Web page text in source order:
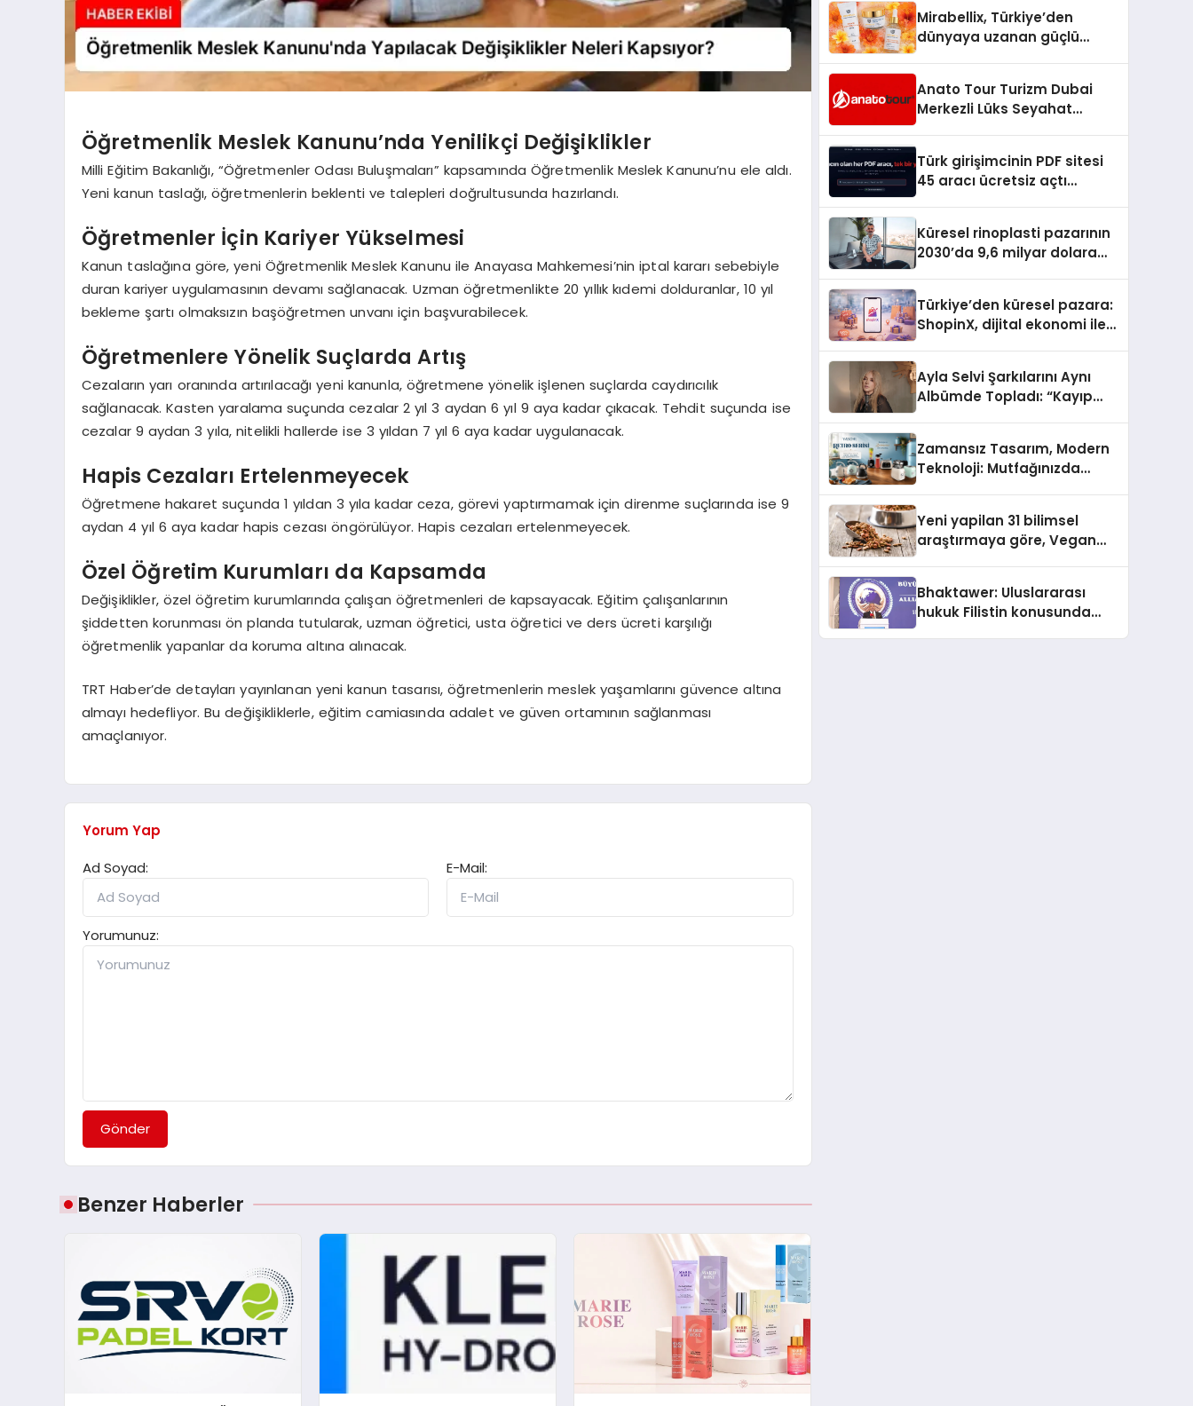
Öğretmenlik Meslek Kanunu’nda Yenilikçi Değişiklikler
Milli Eğitim Bakanlığı, “Öğretmenler Odası Buluşmaları” kapsamında Öğretmenlik Meslek Kanunu’nu ele aldı.
Yeni kanun taslağı, öğretmenlerin beklenti ve talepleri doğrultusunda hazırlandı.
Öğretmenler İçin Kariyer Yükselmesi
Kanun taslağına göre, yeni Öğretmenlik Meslek Kanunu ile Anayasa Mahkemesi’nin iptal kararı sebebiyle
duran kariyer uygulamasının devamı sağlanacak. Uzman öğretmenlikte 20 yıllık kıdemi dolduranlar, 10 yıl
bekleme şartı olmaksızın başöğretmen unvanı için başvurabilecek.
Öğretmenlere Yönelik Suçlarda Artış
Cezaların yarı oranında artırılacağı yeni kanunla, öğretmene yönelik işlenen suçlarda caydırıcılık
sağlanacak. Kasten yaralama suçunda cezalar 2 yıl 3 aydan 6 yıl 9 aya kadar çıkacak. Tehdit suçunda ise
cezalar 9 aydan 3 yıla, nitelikli hallerde ise 3 yıldan 7 yıl 6 aya kadar uygulanacak.
Hapis Cezaları Ertelenmeyecek
Öğretmene hakaret suçunda 1 yıldan 3 yıla kadar ceza, görevi yaptırmamak için direnme suçlarında ise 9
aydan 4 yıl 6 aya kadar hapis cezası öngörülüyor. Hapis cezaları ertelenmeyecek.
Özel Öğretim Kurumları da Kapsamda
Değişiklikler, özel öğretim kurumlarında çalışan öğretmenleri de kapsayacak. Eğitim çalışanlarının
şiddetten korunması ön planda tutularak, uzman öğretici, usta öğretici ve ders ücreti karşılığı
öğretmenlik yapanlar da koruma altına alınacak.
TRT Haber’de detayları yayınlanan yeni kanun tasarısı, öğretmenlerin meslek yaşamlarını güvence altına
almayı hedefliyor. Bu değişikliklerle, eğitim camiasında adalet ve güven ortamının sağlanması
amaçlanıyor.
Yorum Yap
Ad Soyad:
E-Mail:
Yorumunuz:
Gönder
Benzer Haberler
Mirabellix, Türkiye’den
dünyaya uzanan güçlü
Anato Tour Turizm Dubai
Merkezli Lüks Seyahat
Türk girişimcinin PDF sitesi
45 aracı ücretsiz açtı
Küresel rinoplasti pazarının
2030’da 9,6 milyar dolara
Türkiye’den küresel pazara:
ShopinX, dijital ekonomi ile
Ayla Selvi Şarkılarını Aynı
Albümde Topladı: “Kayıp
Zamansız Tasarım, Modern
Teknoloji: Mutfağınızda
Yeni yapilan 31 bilimsel
araştırmaya göre, Vegan
Sindirildiğini Ortaya Koydu
Bhaktawer: Uluslararası
hukuk Filistin konusunda